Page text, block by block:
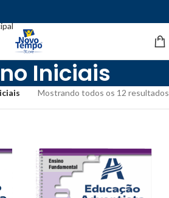
Iniciais
Mostrando todos os 12 resultados